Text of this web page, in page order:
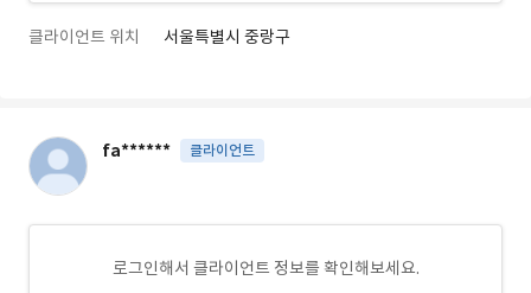
클라이언트 위치 서울특별시 중랑구
fa****** 클라이언트
로그인해서 클라이언트 정보를 확인해보세요.